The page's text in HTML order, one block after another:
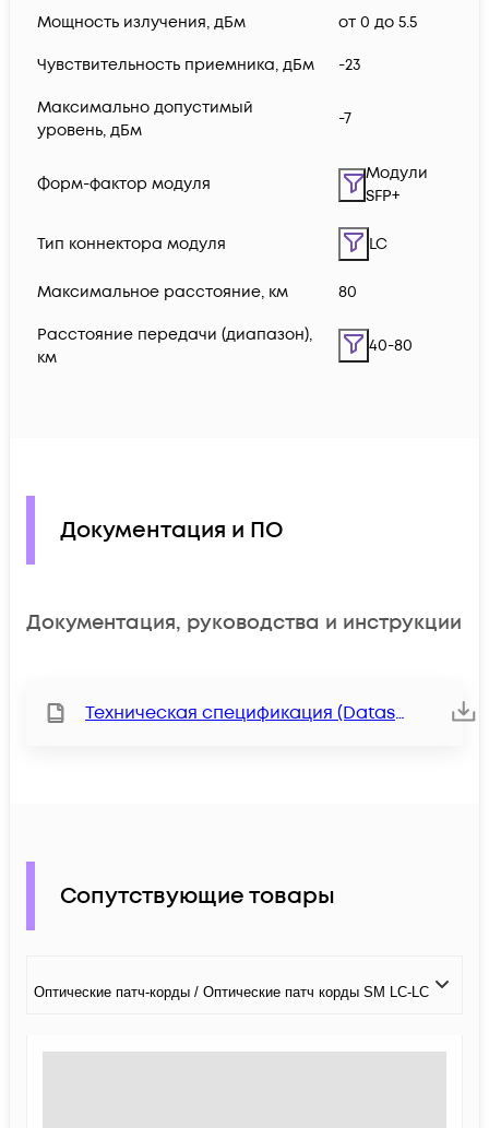
Мощность излучения, дБм от 0 до 5.5
Чувствительность приемника, дБм -23
Максимально допустимый
уровень, дБм
-7
Форм-фактор модуля
Модули
SFP+
Тип коннектора модуля LC
Максимальное расстояние, км 80
Расстояние передачи (диапазон),
км
40-80
Документация и ПО
Документация, руководства и инструкции
Техническая спецификация (Datasheet)
Сопутствующие товары
Оптические патч-корды / Оптические патч корды SM LC-LC